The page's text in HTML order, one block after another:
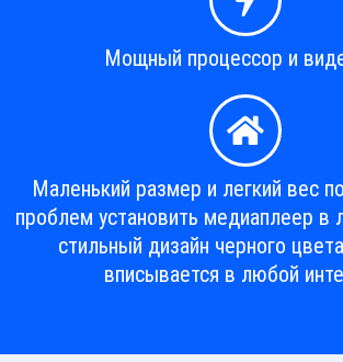
Мощный процессор и
Маленький размер и легкий вес
проблем установить медиаплеер в
стильный дизайн черного
вписывается в любой